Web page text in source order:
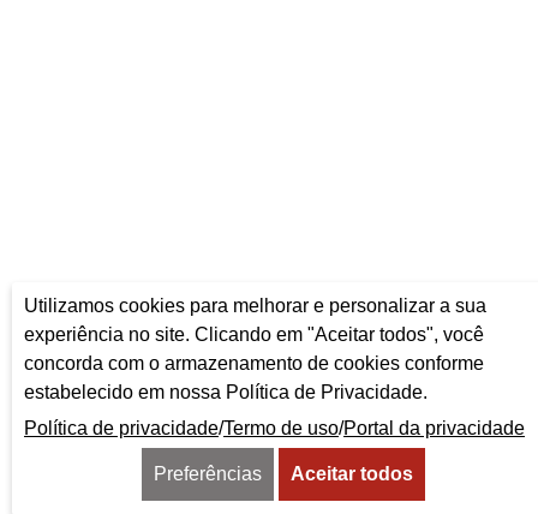
Utilizamos cookies para melhorar e personalizar a sua
experiência no site. Clicando em "Aceitar todos", você
concorda com o armazenamento de cookies conforme
estabelecido em nossa Política de Privacidade.
Política de privacidade/Termo de uso/Portal da privacidade
Preferências Aceitar todos